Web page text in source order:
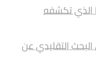
الذي تكشفه
التقليدي عن